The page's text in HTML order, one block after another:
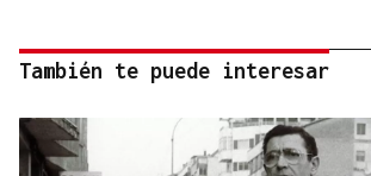
También te puede interesar